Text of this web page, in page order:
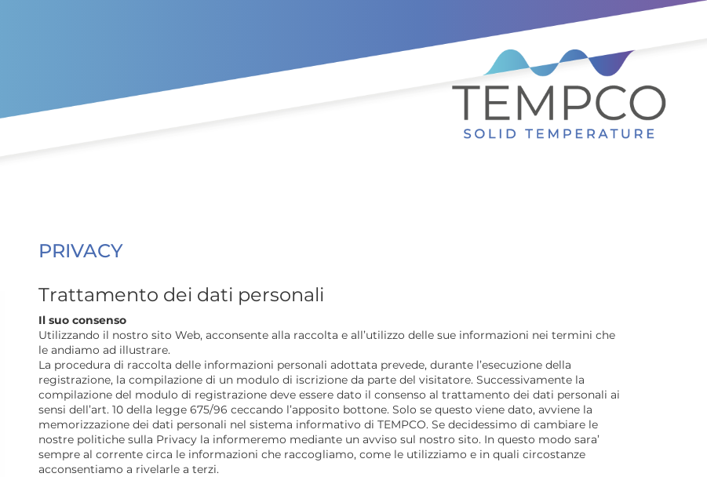
PRIVACY
Trattamento dei dati personali
Il suo consenso
Utilizzando il nostro sito Web, acconsente alla raccolta e all’utilizzo delle sue informazioni nei termini che
le andiamo ad illustrare.
La procedura di raccolta delle informazioni personali adottata prevede, durante l’esecuzione della
registrazione, la compilazione di un modulo di iscrizione da parte del visitatore. Successivamente la
compilazione del modulo di registrazione deve essere dato il consenso al trattamento dei dati personali ai
sensi dell’art. 10 della legge 675/96 ceccando l’apposito bottone. Solo se questo viene dato, avviene la
memorizzazione dei dati personali nel sistema informativo di TEMPCO. Se decidessimo di cambiare le
nostre politiche sulla Privacy la informeremo mediante un avviso sul nostro sito. In questo modo sara’
sempre al corrente circa le informazioni che raccogliamo, come le utilizziamo e in quali circostanze
acconsentiamo a rivelarle a terzi.